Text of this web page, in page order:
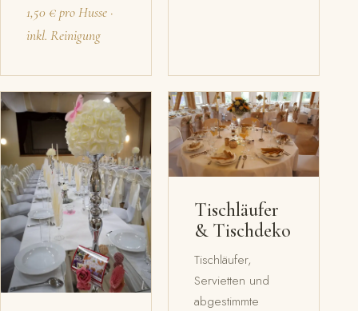
1,50 € pro Husse ·
inkl. Reinigung
Tischläufer
& Tischdeko
Tischläufer,
Servietten und
abgestimmte